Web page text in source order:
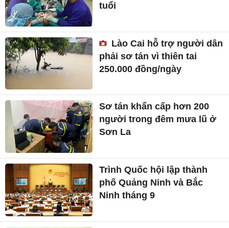
tuổi
Lào Cai hỗ trợ người dân
phải sơ tán vì thiên tai
250.000 đồng/ngày
Sơ tán khẩn cấp hơn 200
người trong đêm mưa lũ ở
Sơn La
Trình Quốc hội lập thành
phố Quảng Ninh và Bắc
Ninh tháng 9